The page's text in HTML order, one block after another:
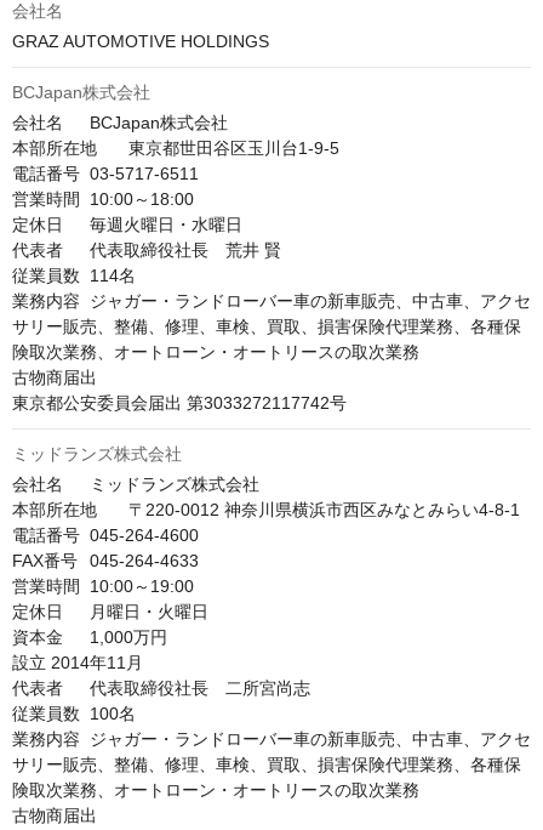
会社名
GRAZ AUTOMOTIVE HOLDINGS
BCJapan株式会社
会社名	BCJapan株式会社
本部所在地	東京都世田谷区玉川台1-9-5
電話番号	03-5717-6511
営業時間	10:00～18:00
定休日	毎週火曜日・水曜日
代表者	代表取締役社長　荒井 賢
従業員数	114名
業務内容	ジャガー・ランドローバー車の新車販売、中古車、アクセ
サリー販売、整備、修理、車検、買取、損害保険代理業務、各種保
険取次業務、オートローン・オートリースの取次業務
古物商届出
東京都公安委員会届出 第3033272117742号
ミッドランズ株式会社
会社名	ミッドランズ株式会社
本部所在地	〒220-0012 神奈川県横浜市西区みなとみらい4-8-1
電話番号	045-264-4600
FAX番号	045-264-4633
営業時間	10:00～19:00
定休日	月曜日・火曜日
資本金	1,000万円
設立	2014年11月
代表者	代表取締役社長　二所宮尚志
従業員数	100名
業務内容	ジャガー・ランドローバー車の新車販売、中古車、アクセ
サリー販売、整備、修理、車検、買取、損害保険代理業務、各種保
険取次業務、オートローン・オートリースの取次業務
古物商届出